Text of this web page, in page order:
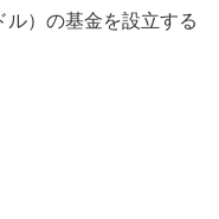
）の基金を設立する